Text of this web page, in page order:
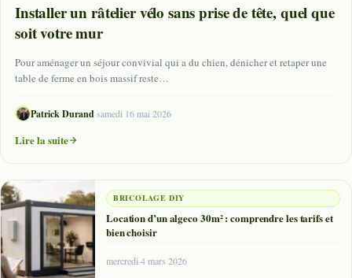
Installer un râtelier vélo sans prise de tête, quel que
soit votre mur
Pour aménager un séjour convivial qui a du chien, dénicher et retaper une
table de ferme en bois massif reste…
Patrick Durand·samedi 16 mai 2026
Lire la suite
BRICOLAGE DIY
Location d’un algeco 30m² : comprendre les tarifs et
bien choisir
mercredi 4 mars 2026